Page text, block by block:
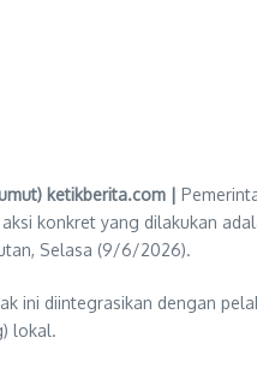
ketikberita.com |
konkret yang dilakukan
Selasa (9/6/2026).
ini diintegrasikan dengan
lokal.